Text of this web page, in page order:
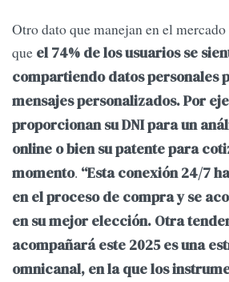
Otro dato que manejan en el
que el 74% de los usuarios se
compartiendo datos personales
mensajes personalizados. Por
proporcionan su DNI para un
online o bien su patente para
momento. “Esta conexión 24/7
en el proceso de compra y se
en su mejor elección. Otra
acompañará este 2025 es una
omnicanal, en la que los